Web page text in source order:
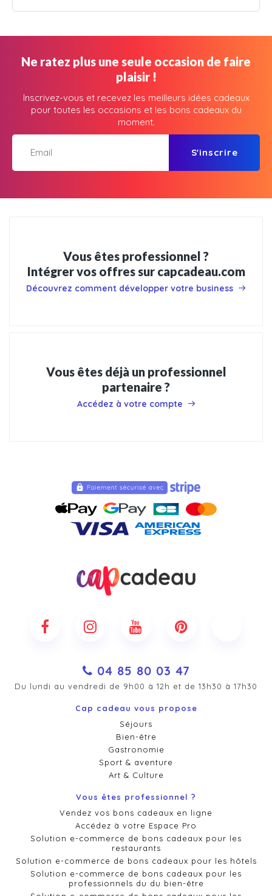
Ne ratez plus une seule occasion de faire
plaisir !
Inscrivez-vous et recevez les meilleurs idées cadeaux
pour toutes les occasions et les bons cadeaux du
moment.
S'inscrire
Vous êtes professionnel ?
Intégrer vos offres sur capcadeau.com
Découvrez comment développer votre business
Vous êtes déjà un professionnel
partenaire ?
Accédez à votre compte
04 85 80 03 47
Du lundi au vendredi de 9h00 à 12h et de 13h30 à 17h30
Cap cadeau vous propose
Séjours
Bien-être
Gastronomie
Sport & aventure
Art & Culture
Vous êtes professionnel ?
Vendez vos bons cadeaux en ligne
Accédez à votre Espace Pro
Solution e-commerce de bons cadeaux pour les
restaurants
Solution e-commerce de bons cadeaux pour les hôtels
Solution e-commerce de bons cadeaux pour les
professionnels du du bien-être